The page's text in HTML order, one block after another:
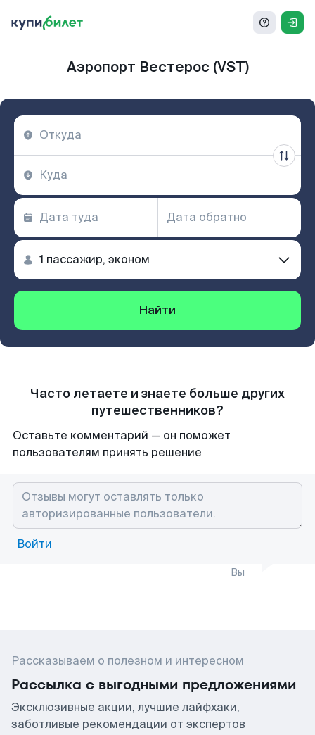
Аэропорт Вестерос (VST)
Найти
Часто летаете и знаете больше других
путешественников?
Оставьте комментарий — он поможет
пользователям принять решение
Войти
Вы
Рассказываем о полезном и интересном
Рассылка с выгодными предложениями
Эксклюзивные акции, лучшие лайфхаки,
заботливые рекомендации от экспертов